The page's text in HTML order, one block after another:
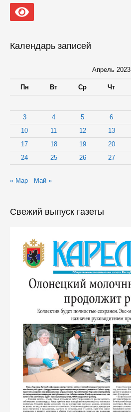
Календарь записей
Апрель 2023
Пн Вт Ср Чт
3
4 5 6
10
11 12 13
17
18 19 20
24
25 26 27
« Мар Май »
Свежий выпуск газеты